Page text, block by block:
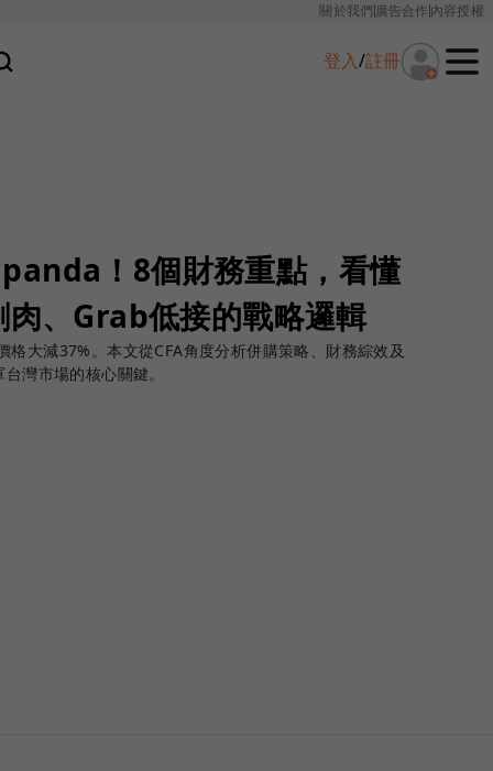
關於我們廣告合作內容授權
登入/註冊
！8個財務重點，看懂
、Grab低接的戰略邏輯
大減37%。本文從CFA角度分析併購策略、財務綜效及
灣市場的核心關鍵。